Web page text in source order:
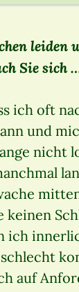
leiden
Sie sich
ich oft
und
nicht
keinen
ich
auf